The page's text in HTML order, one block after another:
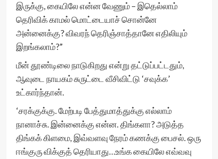
இருக்கு, கையிலே என்ன வேணும் – இதெல்லாம்
தெரிவிக் காமல் மொட்டையாச் சொன்னே
அன்னைக்கு? விவரந் தெரிஞ்சாத்தானே எதிலியும்
இறங்கலாம்?”
மீன் தூண்டிலை நாடுகிறது என்று தட்டுப்பட்டதும்,
ஆவுடை நாயகம் சுருட்டை வீசிவிட்டு ‘சவுக்க’
உட்கார்ந்தான்.
‘சரக்குக்கு. மேற்படி பேத்துமாத்துக்கு எல்லாம்
நானாச்சு. இன்னைக்கு என்ன. திங்களா? அடுத்த
திங்கக் கிளமை, இவ்வளவு நேரம் கணக்கு பைசல். ஒரு
ஈங்குரு விக்குத் தெரியாது…உங்க கையிலே எவ்வவு